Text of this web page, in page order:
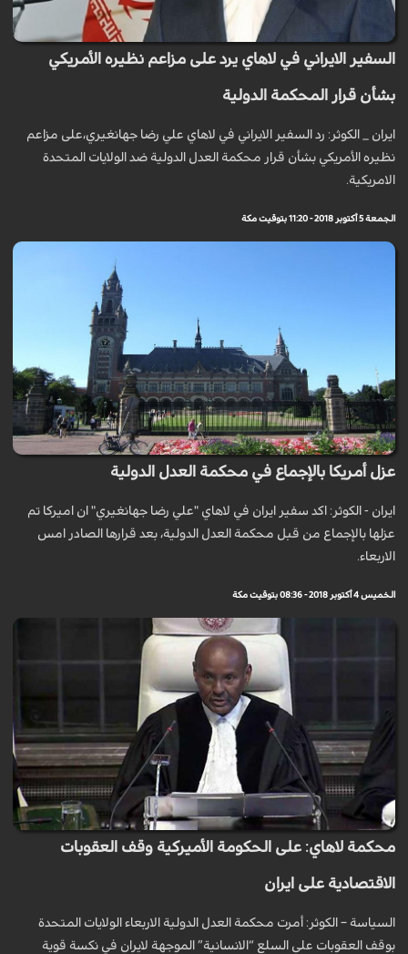
السفير الايراني في لاهاي يرد على مزاعم نظيره الأمريكي
بشأن قرار المحكمة الدولية
ايران _ الكوثر: رد السفير الايراني في لاهاي علي رضا جهانغيري،على مزاعم
نظيره الأمريكي بشأن قرار محكمة العدل الدولية ضد الولايات المتحدة
الامريكية.
الجمعة 5 أكتوبر 2018 - 11:20 بتوقيت مكة
عزل أمريكا بالإجماع في محكمة العدل الدولية
ايران - الكوثر: اكد سفير ايران في لاهاي "علي رضا جهانغيري" ان اميركا تم
عزلها بالإجماع من قبل محكمة العدل الدولية، بعد قرارها الصادر امس
الاربعاء.
الخميس 4 أكتوبر 2018 - 08:36 بتوقيت مكة
محكمة لاهاي: على الحكومة الأميركية وقف العقوبات
الاقتصادية على ايران
السياسة – الكوثر: أمرت محكمة العدل الدولية الاربعاء الولايات المتحدة
بوقف العقوبات على السلع “الانسانية” الموجهة لايران في نكسة قوية